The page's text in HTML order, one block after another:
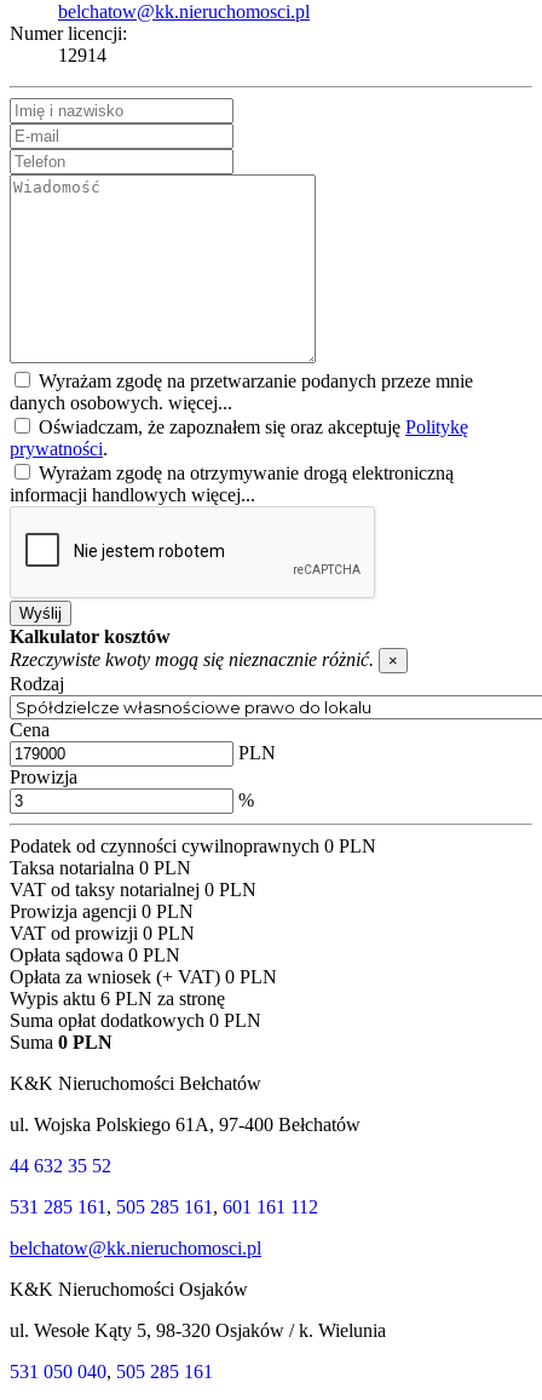
belchatow@kk.nieruchomosci.pl
Numer licencji:
12914
Wyrażam zgodę na przetwarzanie podanych przeze mnie
danych osobowych. więcej...
Oświadczam, że zapoznałem się oraz akceptuję Politykę
prywatności.
Wyrażam zgodę na otrzymywanie drogą elektroniczną
informacji handlowych więcej...
Wyślij
Kalkulator kosztów
Rzeczywiste kwoty mogą się nieznacznie różnić.
×
Rodzaj
Cena
PLN
Prowizja
%
Podatek od czynności cywilnoprawnych 0 PLN
Taksa notarialna 0 PLN
VAT od taksy notarialnej 0 PLN
Prowizja agencji 0 PLN
VAT od prowizji 0 PLN
Opłata sądowa 0 PLN
Opłata za wniosek (+ VAT) 0 PLN
Wypis aktu 6 PLN za stronę
Suma opłat dodatkowych 0 PLN
Suma 0 PLN
K&K Nieruchomości Bełchatów
ul. Wojska Polskiego 61A, 97-400 Bełchatów
44 632 35 52
531 285 161 , 505 285 161 , 601 161 112
belchatow@kk.nieruchomosci.pl
K&K Nieruchomości Osjaków
ul. Wesołe Kąty 5, 98-320 Osjaków / k. Wielunia
531 050 040, 505 285 161